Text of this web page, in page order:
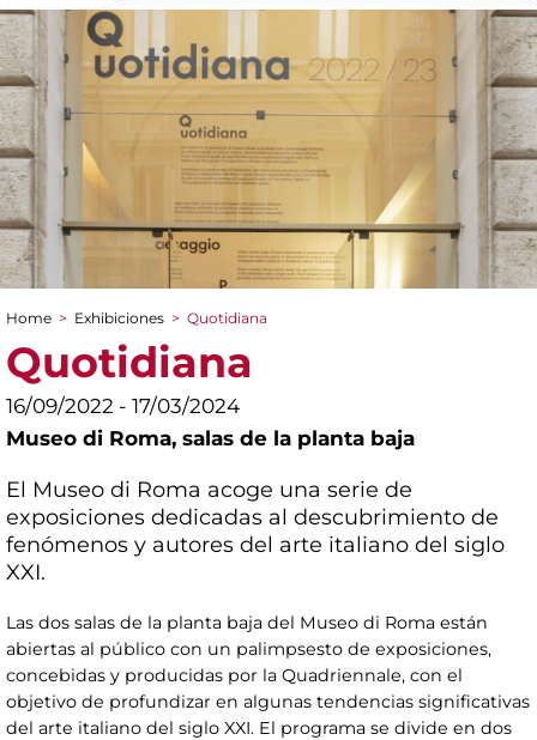
You are here
Home > Exhibiciones > Quotidiana
Quotidiana
16/09/2022 - 17/03/2024
Museo di Roma, salas de la planta baja
El Museo di Roma acoge una serie de
exposiciones dedicadas al descubrimiento de
fenómenos y autores del arte italiano del siglo
XXI.
Las dos salas de la planta baja del Museo di Roma están
abiertas al público con un palimpsesto de exposiciones,
concebidas y producidas por la Quadriennale, con el
objetivo de profundizar en algunas tendencias significativas
del arte italiano del siglo XXI. El programa se divide en dos